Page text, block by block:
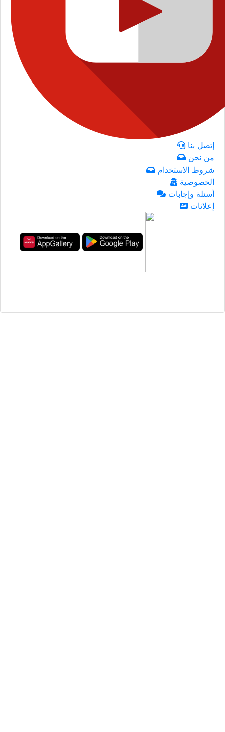
إتصل بنا
من نحن
شروط الاستخدام
الخصوصية
أسئلة وإجابات
إعلانات